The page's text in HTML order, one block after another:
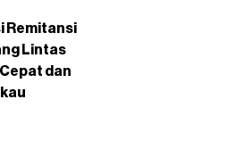
Remitansi
Lintas
dan